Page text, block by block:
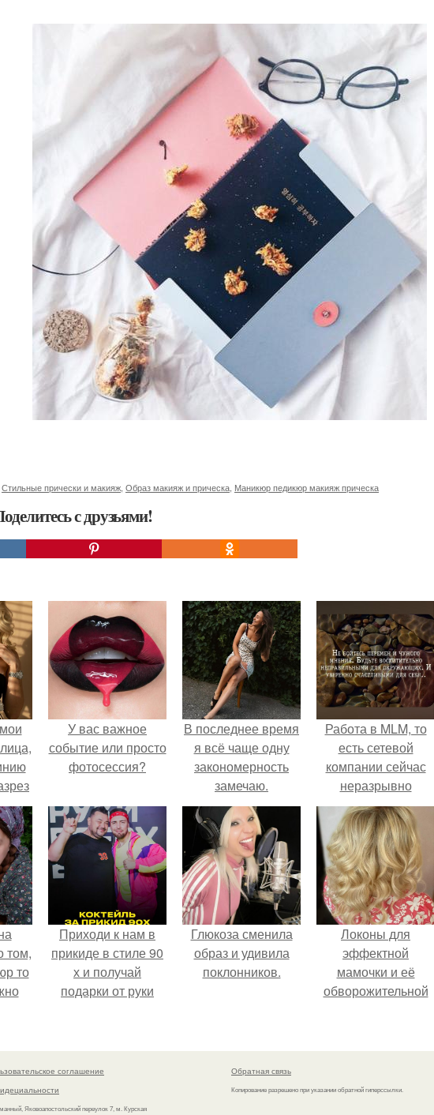
Стильные прически и макияж Образ макияж и прическа Маникюр педикюр макияж прическа
с друзьями!
У вас важное
событие или просто
фотосессия?
В последнее время
я всё чаще одну
закономерность
замечаю.
Работа в MLM, то
есть сетевой
компании сейчас
неразрывно
связана с создание
своего контента,
своей страницы в
соц сетях.
том,
то
Приходи к нам в
прикиде в стиле 90
х и получай
подарки от руки
Глюкоза сменила
образ и удивила
поклонников.
Локоны для
эффектной
мамочки и её
обворожительной
соглашение
Яковоапостольский переулок 7, м. Курская
Обратная связь
Копирование разрешено при указании обратной гиперссылки.